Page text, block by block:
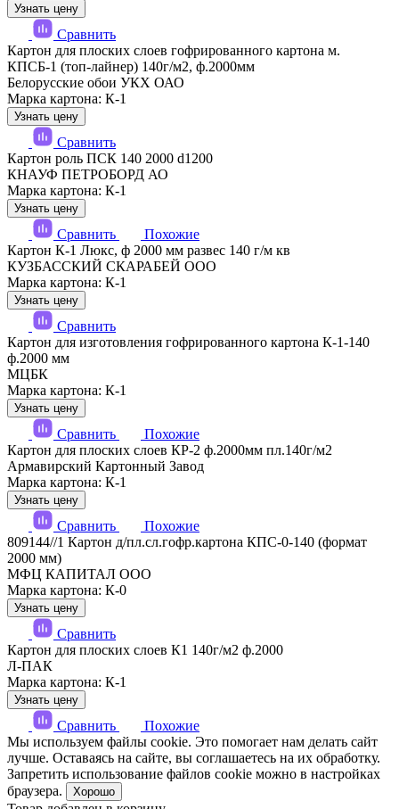
Узнать цену
Сравнить
Картон для плоских слоев гофрированного картона м.
КПСБ-1 (топ-лайнер) 140г/м2, ф.2000мм
Белорусские обои УКХ ОАО
Марка картона: К-1
Узнать цену
Сравнить
Картон роль ПСК 140 2000 d1200
КНАУФ ПЕТРОБОРД АО
Марка картона: К-1
Узнать цену
Сравнить
Похожие
Картон К-1 Люкс, ф 2000 мм развес 140 г/м кв
КУЗБАССКИЙ СКАРАБЕЙ ООО
Марка картона: К-1
Узнать цену
Сравнить
Картон для изготовления гофрированного картона К-1-140
ф.2000 мм
МЦБК
Марка картона: К-1
Узнать цену
Сравнить
Похожие
Картон для плоских слоев КР-2 ф.2000мм пл.140г/м2
Армавирский Картонный Завод
Марка картона: К-1
Узнать цену
Сравнить
Похожие
809144//1 Картон д/пл.сл.гофр.картона КПС-0-140 (формат
2000 мм)
МФЦ КАПИТАЛ ООО
Марка картона: К-0
Узнать цену
Сравнить
Картон для плоских слоев К1 140г/м2 ф.2000
Л-ПАК
Марка картона: К-1
Узнать цену
Сравнить
Похожие
Мы используем файлы cookie. Это помогает нам делать сайт
лучше. Оставаясь на сайте, вы соглашаетесь на их обработку.
Запретить использование файлов cookie можно в настройках
браузера.
Хорошо